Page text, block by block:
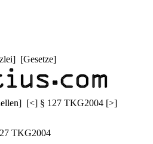
] [Gesetze]
] [<] § 127 TKG2004 [>]
TKG2004